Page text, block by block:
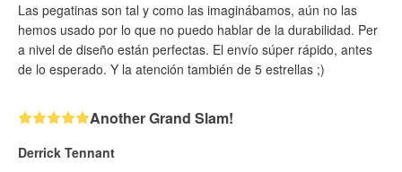
Las pegatinas son tal y como las imaginábamos, aún no las
hemos usado por lo que no puedo hablar de la durabilidad. Per
a nivel de diseño están perfectas. El envío súper rápido, antes
de lo esperado. Y la atención también de 5 estrellas ;)
Another Grand Slam!
Derrick Tennant